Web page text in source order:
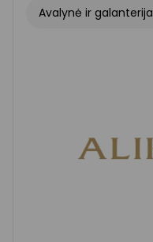
Avalynė ir galanterija